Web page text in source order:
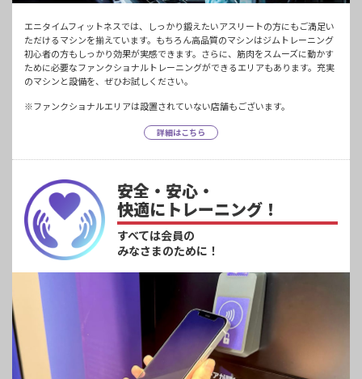
エニタイムフィットネスでは、しっかり鍛えたいアスリートの方にもご満足い
ただけるマシンを揃えています。もちろん高品質のマシンはジムトレーニング
初心者の方もしっかり効果が実感できます。さらに、筋肉をスムーズに動かす
ために必要なファンクショナルトレーニングができるエリアもあります。充実
のマシンと設備を、ぜひお試しください。
※ファンクショナルエリアは設置されていない店舗もございます。
詳細はこちら
安全・安心・
快適にトレーニング！
すべては会員の
みなさまのために！